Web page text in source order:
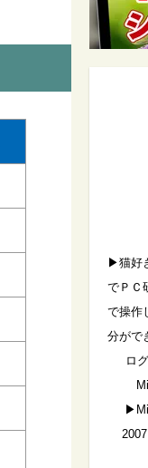
▶︎猫好
でＰＣ
で操作
分がで
ロ